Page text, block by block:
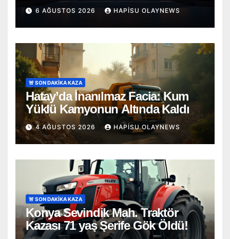
6 AĞUSTOS 2026 HAPISU OLAYNEWS
🚨 SON DAKİKA KAZA
Hatay’da İnanılmaz Facia: Kum
Yüklü Kamyonun Altında Kaldı
4 AĞUSTOS 2026 HAPISU OLAYNEWS
🚨 SON DAKİKA KAZA
Konya Sevindik Mah. Traktör
Kazası 71 yaş Şerife Gök Öldü!